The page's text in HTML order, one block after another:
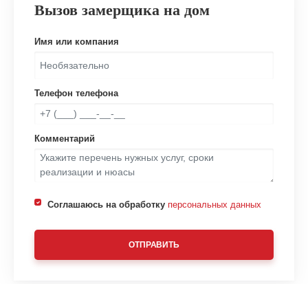
Вызов замерщика на дом
Имя или компания
Телефон телефона
Комментарий
Соглашаюсь на обработку персональных данных
ОТПРАВИТЬ